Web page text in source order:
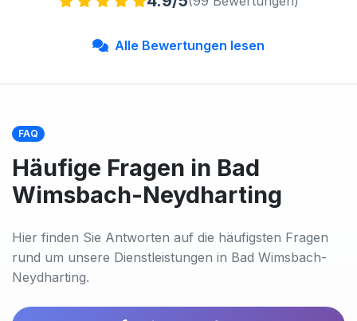
Alle Bewertungen lesen
FAQ
Häufige Fragen in Bad
Wimsbach-Neydharting
Hier finden Sie Antworten auf die häufigsten Fragen
rund um unsere Dienstleistungen in Bad Wimsbach-
Neydharting.